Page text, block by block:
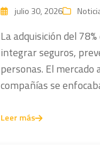
julio 30, 2026
La adquisición del
integrar seguros,
personas. El
compañías se
Leer más